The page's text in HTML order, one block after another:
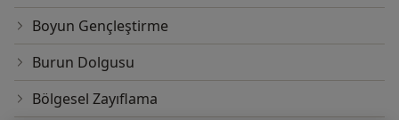
• Vulvuvajinal yenilenme,Vajinal kuruluktedavisi,Vajina
daraltma
Boyun Gençleştirme
Burun Dolgusu
Bölgesel Zayıflama